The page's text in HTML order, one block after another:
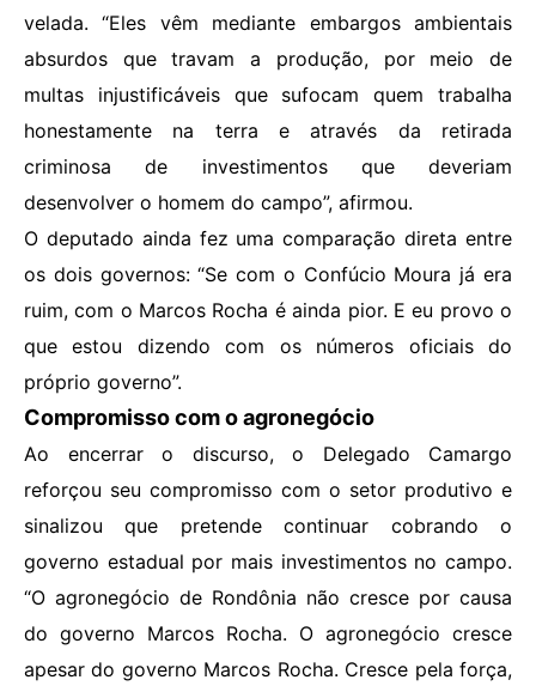
velada. “Eles vêm mediante embargos ambientais
absurdos que travam a produção, por meio de
multas injustificáveis que sufocam quem trabalha
honestamente na terra e através da retirada
criminosa de investimentos que deveriam
desenvolver o homem do campo”, afirmou.
O deputado ainda fez uma comparação direta entre
os dois governos: “Se com o Confúcio Moura já era
ruim, com o Marcos Rocha é ainda pior. E eu provo o
que estou dizendo com os números oficiais do
próprio governo”.
Compromisso com o agronegócio
Ao encerrar o discurso, o Delegado Camargo
reforçou seu compromisso com o setor produtivo e
sinalizou que pretende continuar cobrando o
governo estadual por mais investimentos no campo.
“O agronegócio de Rondônia não cresce por causa
do governo Marcos Rocha. O agronegócio cresce
apesar do governo Marcos Rocha. Cresce pela força,